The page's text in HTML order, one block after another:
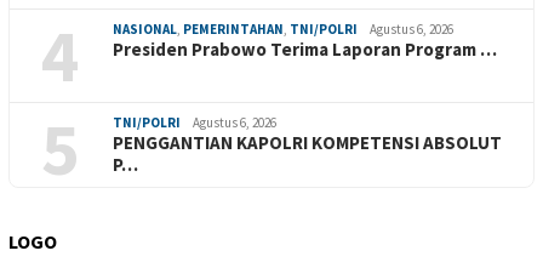
4 NASIONAL, PEMERINTAHAN, TNI/POLRI Agustus 6, 2026
Presiden Prabowo Terima Laporan Program …
5 TNI/POLRI Agustus 6, 2026
PENGGANTIAN KAPOLRI KOMPETENSI ABSOLUT
P…
LOGO